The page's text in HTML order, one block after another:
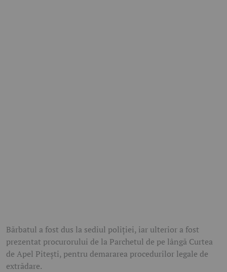
Bărbatul a fost dus la sediul poliției, iar ulterior a fost
prezentat procurorului de la Parchetul de pe lângă Curtea
de Apel Pitești, pentru demararea procedurilor legale de
extrădare.